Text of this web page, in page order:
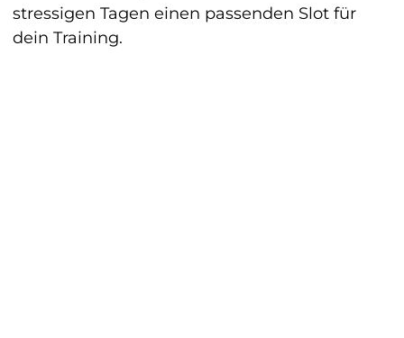
stressigen Tagen einen passenden Slot für
dein Training.